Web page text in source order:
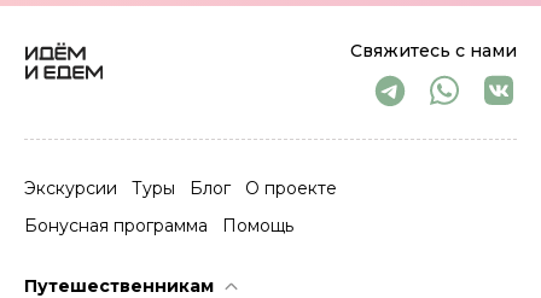
Свяжитесь с нами
Экскурсии Туры Блог
О проекте
Бонусная программа
Помощь
Путешественникам